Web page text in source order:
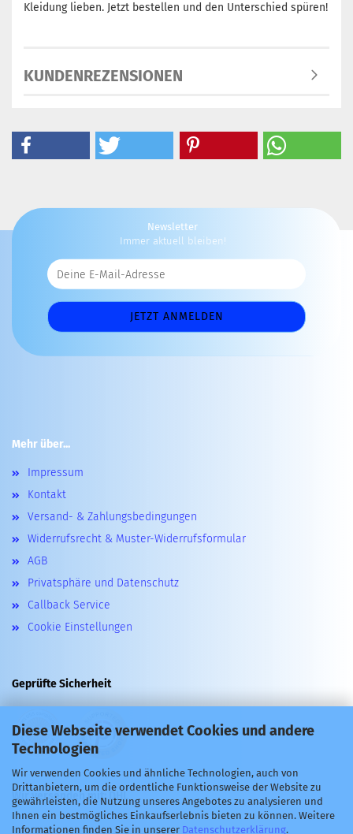
Diese Webseite verwendet Cookies und andere
Technologien
Wir verwenden Cookies und ähnliche Technologien, auch von
Drittanbietern, um die ordentliche Funktionsweise der Website zu
gewährleisten, die Nutzung unseres Angebotes zu analysieren und
Ihnen ein bestmögliches Einkaufserlebnis bieten zu können. Weitere
Informationen finden Sie in unserer Datenschutzerklärung.
Kleidung lieben. Jetzt bestellen und den Unterschied spüren!
KUNDENREZENSIONEN
Newsletter
Immer aktuell bleiben!
Mehr über...
Impressum
Kontakt
Versand- & Zahlungsbedingungen
Widerrufsrecht & Muster-Widerrufsformular
AGB
Privatsphäre und Datenschutz
Callback Service
Cookie Einstellungen
Geprüfte Sicherheit
Wir versenden mit: DHL